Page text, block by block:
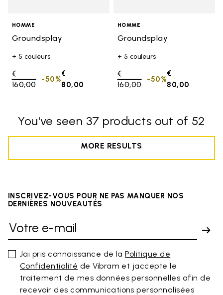
HOMME
Groundsplay
+ 5 couleurs
Price reduced from
€
160,00to
€
80,00
-50%
HOMME
Groundsplay
+ 5 couleurs
Price reduced from
€
160,00to
€
80,00
-50%
You've seen 37 products out of 52
MORE RESULTS
INSCRIVEZ-VOUS POUR NE PAS MANQUER NOS
DERNIÈRES NOUVEAUTÉS
Jai pris connaissance de laPolitique de
Confidentialité de Vibram et jaccepte le
traitement de mes données personnelles afin de
recevoir des communications personnalisées